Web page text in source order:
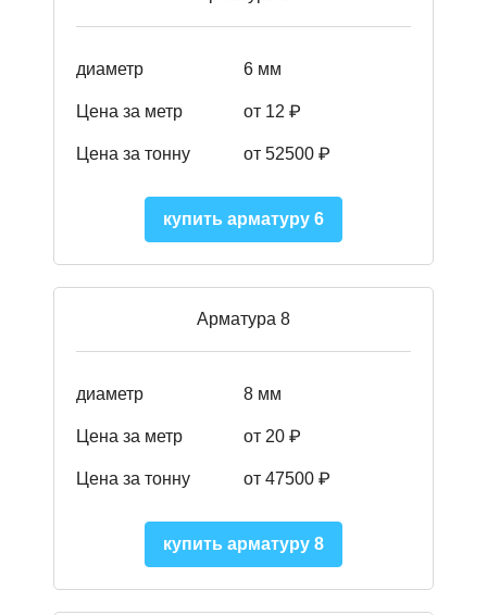
диаметр 6 мм
Цена за метр от 12 ₽
Цена за тонну от 52500 ₽
купить арматуру 6
Арматура 8
диаметр 8 мм
Цена за метр от 20 ₽
Цена за тонну от 47500 ₽
купить арматуру 8